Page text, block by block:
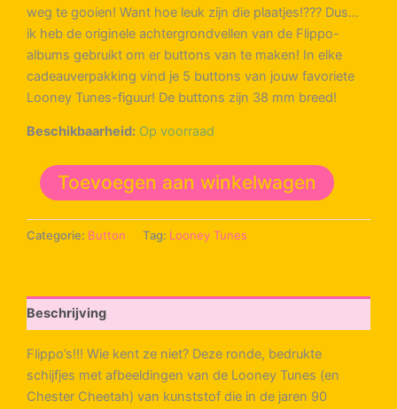
weg te gooien! Want hoe leuk zijn die plaatjes!??? Dus…
ik heb de originele achtergrondvellen van de Flippo-
albums gebruikt om er buttons van te maken! In elke
cadeauverpakking vind je 5 buttons van jouw favoriete
Looney Tunes-figuur! De buttons zijn 38 mm breed!
Beschikbaarheid: Op voorraad
Marvin
the
5
aantal
Toevoegen aan winkelwagen
Categorie: Button Tag: Looney Tunes
Beschrijving
Flippo’s!!! Wie kent ze niet? Deze ronde, bedrukte
schijfjes met afbeeldingen van de Looney Tunes (en
Chester Cheetah) van kunststof die in de jaren 90